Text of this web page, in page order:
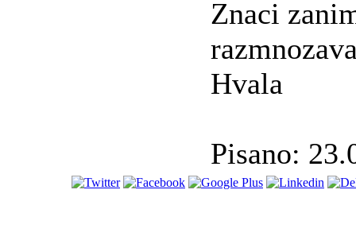
Znaci
Hvala
Pisano: